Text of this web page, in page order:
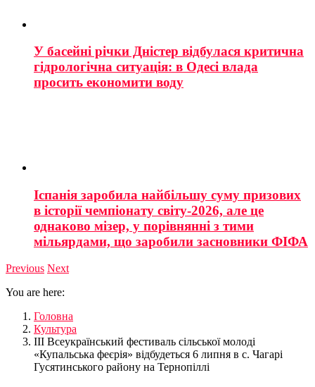
У басейні річки Дністер відбулася критична
гідрологічна ситуація: в Одесі влада
просить економити воду
Іспанія заробила найбільшу суму призових
в історії чемпіонату світу-2026, але це
однаково мізер, у порівнянні з тими
мільярдами, що заробили засновники ФІФА
Previous Next
You are here:
Головна
Культура
III Всеукраїнський фестиваль сільської молоді
«Купальська феєрія» відбудеться 6 липня в с. Чагарі
Гусятинського району на Тернопіллі